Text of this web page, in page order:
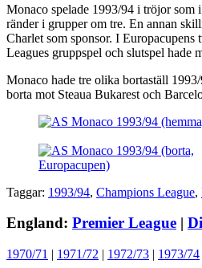
Monaco spelade 1993/94 i tröjor som
ränder i grupper om tre. En annan
Charlet som sponsor. I
Leagues gruppspel och slutspel hade
Monaco hade tre olika bortaställ
borta mot Steaua Bukarest och
Taggar: 1993/94, Champions League,
England: Premier League |
1970/71 | 1971/72 | 1972/73 | 1973/74